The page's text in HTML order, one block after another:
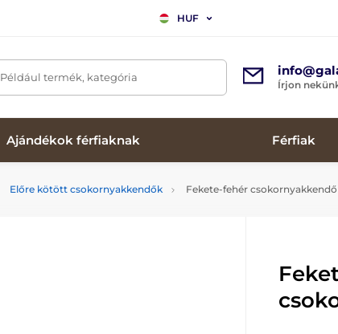
HUF
Például termék, kategória
Írjon
Ajándékok férfiaknak Férfiak
Előre kötött csokornyakkendők Fekete-fehér csokornyakkendő